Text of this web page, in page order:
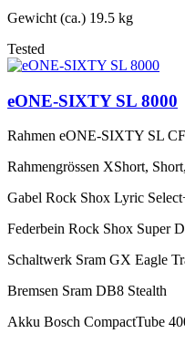
Gewicht (ca.) 19.5 kg
Tested
eONE-SIXTY SL 8000
Rahmen eONE-SIXTY SL
Rahmengrössen XShort,
Gabel Rock Shox Lyric
Federbein Rock Shox Super
Schaltwerk Sram GX Eagle
Bremsen Sram DB8 Stealth
Akku Bosch CompactTube